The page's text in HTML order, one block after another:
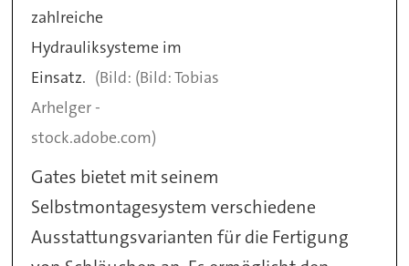
zahlreiche
Hydrauliksysteme im
Einsatz.
(Bild: Tobias
Arhelger -
stock.adobe.com)
Gates bietet mit seinem
Selbstmontagesystem verschiedene
Ausstattungsvarianten für die Fertigung